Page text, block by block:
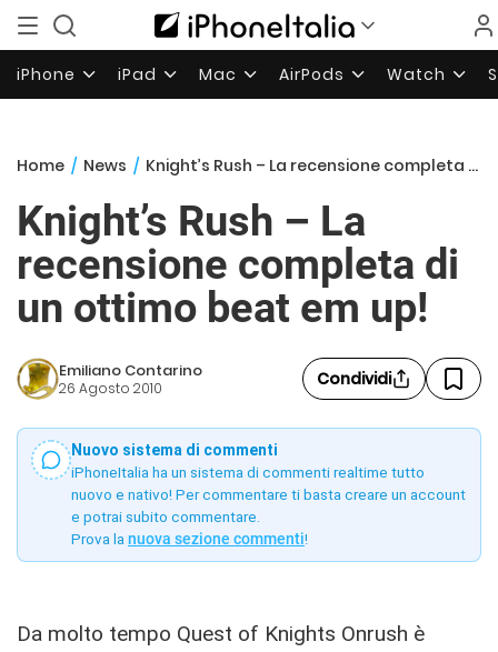
iPhone iPad Mac AirPods Watch
Home / News / Knight’s Rush – La recensione completa di un ottimo beat em up!
Knight’s Rush – La
recensione completa di
un ottimo beat em up!
Emiliano Contarino
26 Agosto 2010 Condividi
Nuovo sistema di commenti
iPhoneItalia ha un sistema di commenti realtime tutto
nuovo e nativo! Per commentare ti basta creare un account
e potrai subito commentare.
Prova la nuova sezione commenti!
Da molto tempo Quest of Knights Onrush è